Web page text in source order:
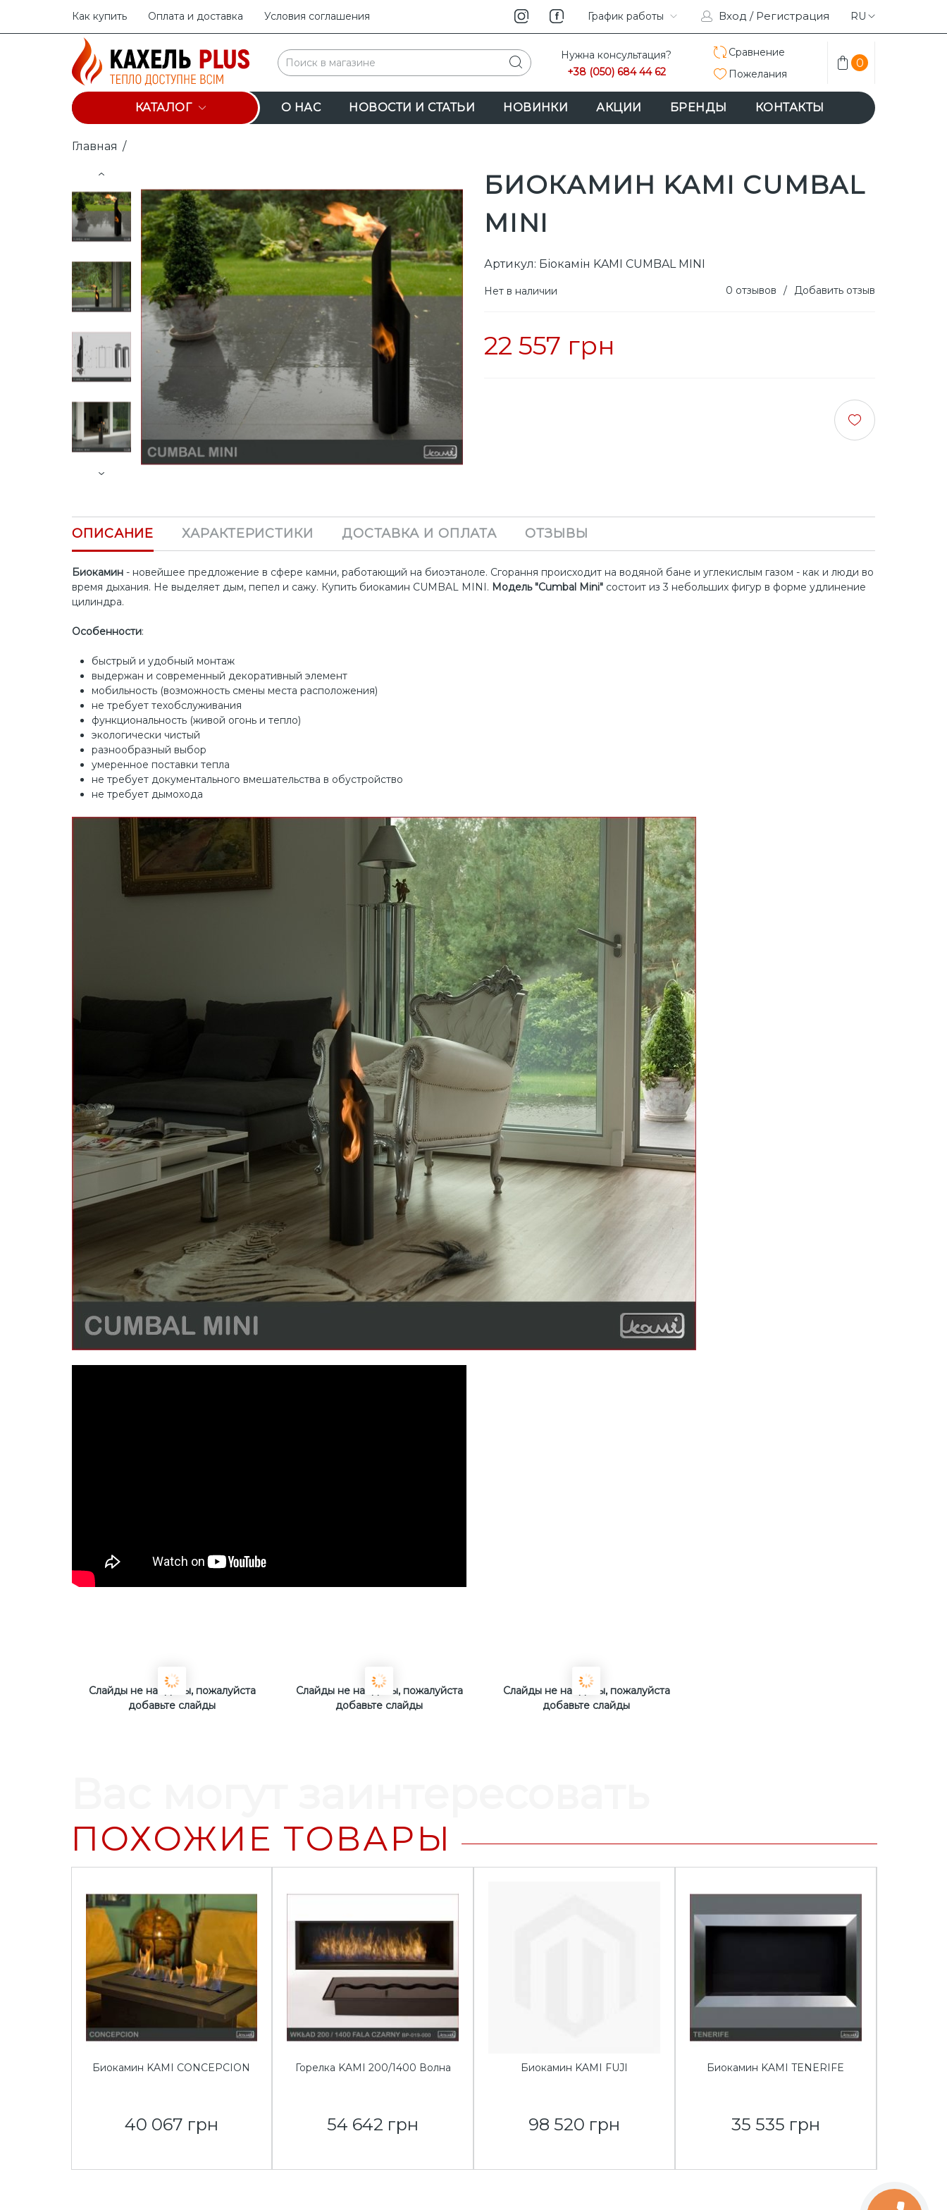
Как купить Оплата и доставка Условия соглашения INSTAGRAMFACEBOOK
График работы Вход / Регистрация RU
Нужна консультация?
+38 (050) 684 44 62
Сравнение
Пожелания
0
КАТАЛОГ О НАС НОВОСТИ И СТАТЬИ НОВИНКИ АКЦИИ БРЕНДЫ КОНТАКТЫ
Главная /
БИОКАМИН KAMI CUMBAL
MINI
Артикул: Біокамін KAMI CUMBAL MINI
Нет в наличии 0 отзывов / Добавить отзыв
22 557 грн
ОПИСАНИЕ ХАРАКТЕРИСТИКИ ДОСТАВКА И ОПЛАТА ОТЗЫВЫ
Биокамин - новейшее предложение в сфере камни, работающий на биоэтаноле. Сгорання происходит на водяной бане и углекислым газом - как и люди во
время дыхания. Не выделяет дым, пепел и сажу. Купить биокамин CUMBAL MINI. Модель "Cumbal Mini" состоит из 3 небольших фигур в форме удлинение
цилиндра.
Особенности:
быстрый и удобный монтаж
выдержан и современный декоративный элемент
мобильность (возможность смены места расположения)
не требует техобслуживания
функциональность (живой огонь и тепло)
экологически чистый
разнообразный выбор
умеренное поставки тепла
не требует документального вмешательства в обустройство
не требует дымохода
Слайды не найдены, пожалуйста
добавьте слайды
Слайды не найдены, пожалуйста
добавьте слайды
Слайды не найдены, пожалуйста
добавьте слайды
ПОХОЖИЕ ТОВАРЫ
Биокамин KAMI CONCEPCION
40 067 грн
Горелка KAMI 200/1400 Волна
54 642 грн
Биокамин KAMI FUJI
98 520 грн
Биокамин KAMI TENERIFE
35 535 грн